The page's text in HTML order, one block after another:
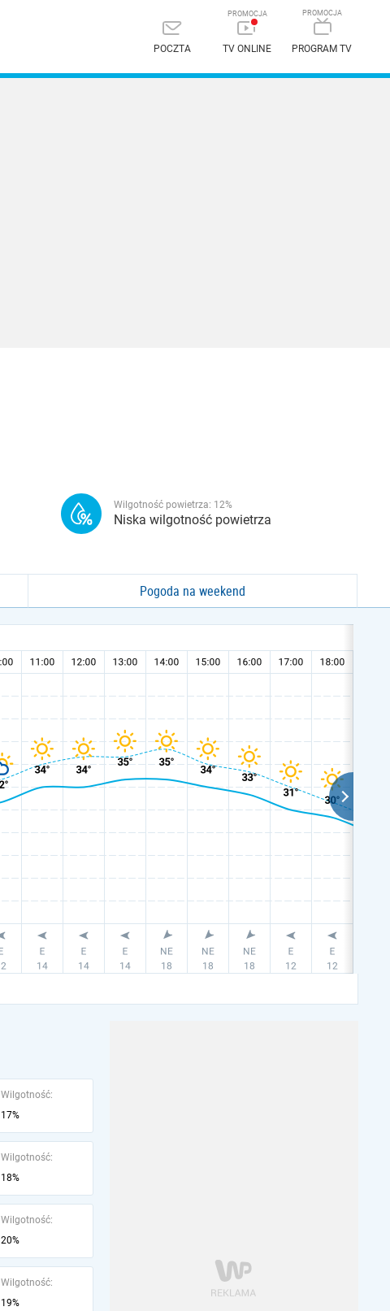
POCZTA TV ONLINE PROGRAM TV
Wilgotność powietrza: 12%
Niska wilgotność powietrza
Pogoda na weekend
Wilgotność:
17%
Wilgotność:
18%
Wilgotność:
20%
Wilgotność:
19%